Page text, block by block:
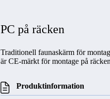
PC på räcken
Traditionell faunaskärm för
är CE-märkt för montage på
Produktinformation